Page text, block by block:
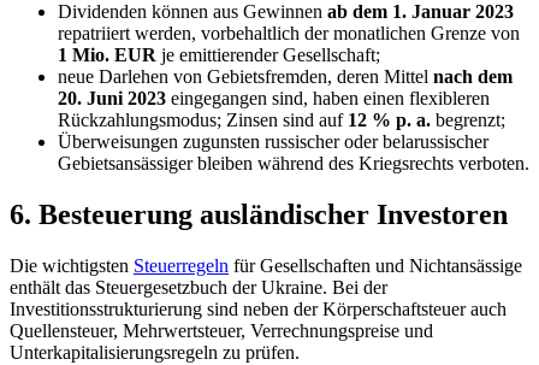
Dividenden können aus Gewinnen ab dem 1. Januar 2023
repatriiert werden, vorbehaltlich der monatlichen Grenze von
1 Mio. EUR je emittierender Gesellschaft;
neue Darlehen von Gebietsfremden, deren Mittel nach dem
20. Juni 2023 eingegangen sind, haben einen flexibleren
Rückzahlungsmodus; Zinsen sind auf 12 % p. a. begrenzt;
Überweisungen zugunsten russischer oder belarussischer
Gebietsansässiger bleiben während des Kriegsrechts verboten.
6. Besteuerung ausländischer Investoren
Die wichtigsten Steuerregeln für Gesellschaften und Nichtansässige
enthält das Steuergesetzbuch der Ukraine. Bei der
Investitionsstrukturierung sind neben der Körperschaftsteuer auch
Quellensteuer, Mehrwertsteuer, Verrechnungspreise und
Unterkapitalisierungsregeln zu prüfen.